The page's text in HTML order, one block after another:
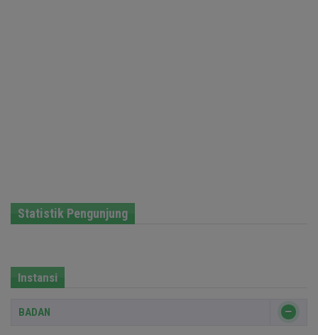
Statistik Pengunjung
Instansi
BADAN